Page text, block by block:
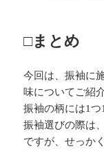
□まとめ
今回は、振袖に
味についてご紹
振袖の柄には1つ
振袖選びの際は
ですが、せっか